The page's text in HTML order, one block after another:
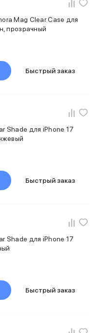
Mag Clear Case для
прозрачный
Быстрый заказ
Shade для iPhone 17
Быстрый заказ
Shade для iPhone 17
Быстрый заказ